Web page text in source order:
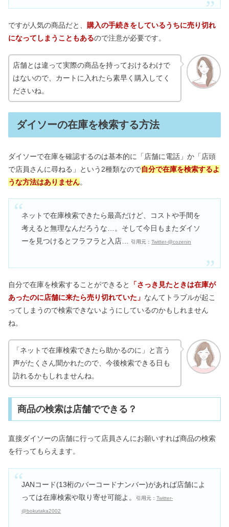
ですが人気の商品だと、 購入の手続きをしているうちに売り切れ
になってしまうこともあるので注意が必要です。
店舗とは違って実際の商品を持っておけるわけで
はないので、カートに入れたら素早く購入してく
ださいね。
ダイソーの在庫を検索する方法
ダイソーで在庫を確認するのは基本的に「店舗に電話」か「店頭
で店員さんに尋ねる」という2種類なので自分で在庫を検索するよ
うな方法はありません。
ネットで在庫検索できたら最高だけど、コストや手間を
考えると無理なんだろうな…。そして今日もまたダイソ
ーを見つけるとフラフラと入店…
引用元：Twitter-@cozenin
自分で在庫を検索することができると
「さっき見たときは在庫が
あったのに店舗に来たら売り切れていた」 なんてトラブルが起こ
ってしまうので検索できないようにしているのかもしれません
ね。
「ネットで在庫検索できたら助かるのに」と言う
声がたくさん聞かれたので、今後検索できる日も
訪れるかもしれませんね。
商品の検索は店舗でできる？
直接ダイソーの店舗に行って店員さんにお願いすれば商品の検索
を行ってもらえます。
JANコード(13桁のバーコードナンバー)があれば店舗によ
っては在庫検索や取り寄せ可能よ。
引用元：Twitter-
@bokutaka2002